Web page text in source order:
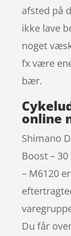
afsted på
ikke lave
noget
fx være
bær.
online
Shimano
Boost –
– M6120
Du får